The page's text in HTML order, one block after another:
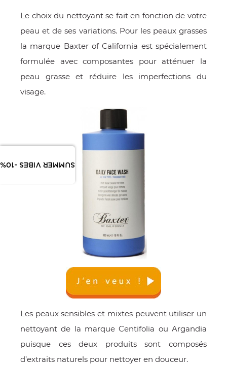
SUMMER VIBES -10%
Le choix du nettoyant se fait en fonction de votre
peau et de ses variations. Pour les peaux grasses
la marque Baxter of California est spécialement
formulée avec composantes pour atténuer la
peau grasse et réduire les imperfections du
visage.
Les peaux sensibles et mixtes peuvent utiliser un
nettoyant de la marque Centifolia ou Argandia
puisque ces deux produits sont composés
d’extraits naturels pour nettoyer en douceur.